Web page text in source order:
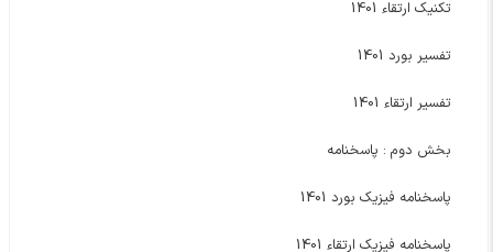
تکنیک ارتقاء 1401
تفسیر بورد 1401
تفسیر ارتقاء 1401
بخش دوم : پاسخنامه
پاسخنامه فیزیک بورد 1401
پاسخنامه فیزیک ارتقاء 1401